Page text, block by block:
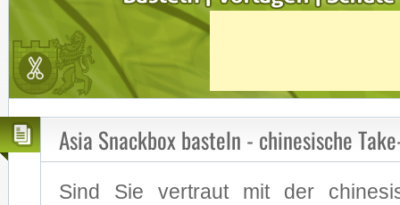
Asia Snackbox basteln - chinesische
Sind Sie ver­traut mit der